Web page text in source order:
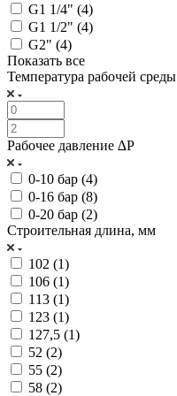
G1 1/4" (4)
G1 1/2" (4)
G2" (4)
Показать все
Температура рабочей среды
Рабочее давление ∆P
0-10 бар (4)
0-16 бар (8)
0-20 бар (2)
Строительная длина, мм
102 (1)
106 (1)
113 (1)
123 (1)
127,5 (1)
52 (2)
55 (2)
58 (2)